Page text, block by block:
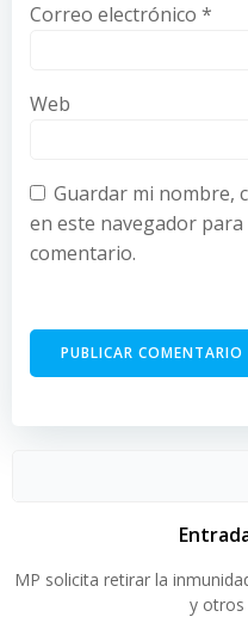
Correo electrónico *
Web
Guardar mi nombre,
en este navegador
comentario.
MP solicita retirar la
y otros